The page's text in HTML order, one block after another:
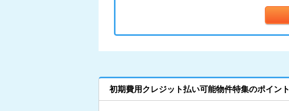
初期費用クレジット払い可能物件特集のポイント